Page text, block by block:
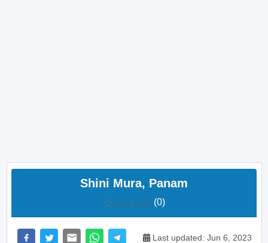
Shini Mura, Panam
(0)
Last updated: Jun 6, 2023